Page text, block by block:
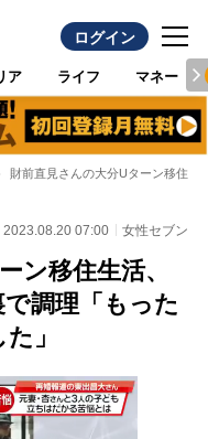
ログイン
ア ライフ マネー
財前直見さんの大分Uターン移住生
2023.08.20 07:00 女性セブン
ン移住生活、
調理「もった
」